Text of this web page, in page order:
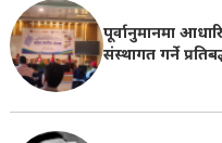
पूर्वानुमानमा
संस्थागत गर्ने